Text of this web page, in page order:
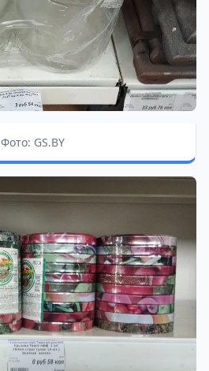
Фото: GS.BY